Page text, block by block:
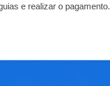
e realizar o pagamento.